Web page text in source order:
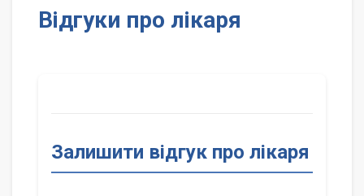
Відгуки про лікаря
Залишити відгук про лікаря